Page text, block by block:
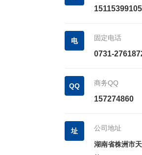
15115399105
电 固定电话
0731-
QQ 商务QQ
157274860
址 公司地址
湖南省株洲市